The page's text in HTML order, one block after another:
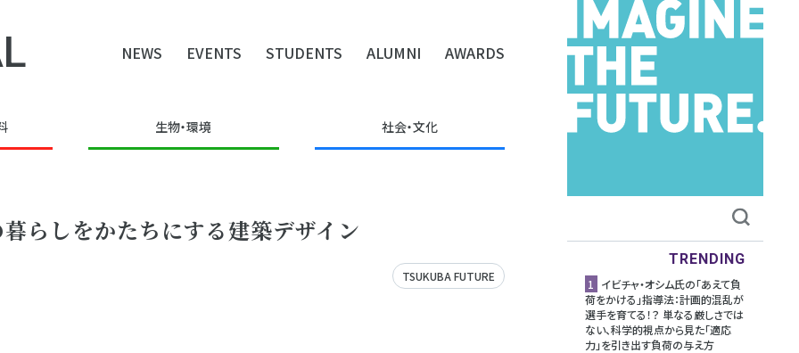
NEWS EVENTS STUDENTS ALUMNI AWARDS
生物・環境 社会・文化
らしをかたちにする建築デザイン
TSUKUBA FUTURE
TRENDING
1 イビチャ・オシム氏の「あえて負
荷をかける」指導法：計画的混乱が
選手を育てる！？ 単なる厳しさでは
ない、科学的視点から見た「適応
力」を引き出す負荷の与え方